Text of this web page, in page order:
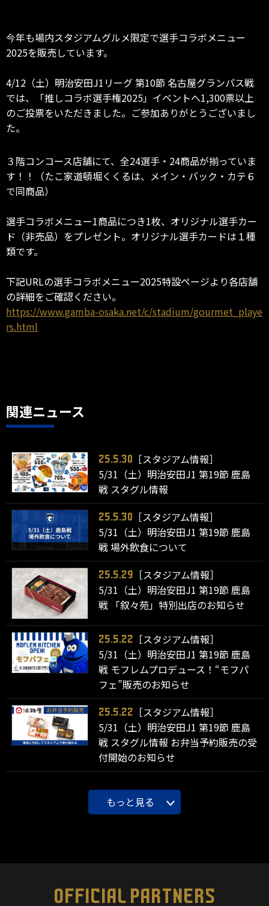
今年も場内スタジアムグルメ限定で選手コラボメニュー
2025を販売しています。
4/12（土）明治安田J1リーグ 第10節 名古屋グランパス戦
では、「推しコラボ選手権2025」イベントへ1,300票以上
のご投票をいただきました。ご参加ありがとうございまし
た。
３階コンコース店舗にて、全24選手・24商品が揃っていま
す！！（たこ家道頓堀くくるは、メイン・バック・カテ６
で同商品）
選手コラボメニュー1商品につき1枚、オリジナル選手カー
ド（非売品）をプレゼント。オリジナル選手カードは１種
類です。
下記URLの選手コラボメニュー2025特設ページより各店舗
の詳細をご確認ください。
https://www.gamba-osaka.net/c/stadium/gourmet_playe
rs.html
関連ニュース
25.5.30
［スタジアム情報］
5/31（土）明治安田J1 第19節 鹿島
戦 スタグル情報
25.5.30
［スタジアム情報］
5/31（土）明治安田J1 第19節 鹿島
戦 場外飲食について
25.5.29
［スタジアム情報］
5/31（土）明治安田J1 第19節 鹿島
戦 「叙々苑」特別出店のお知らせ
25.5.22
［スタジアム情報］
5/31（土）明治安田J1 第19節 鹿島
戦 モフレムプロデュース！“モフパ
フェ”販売のお知らせ
25.5.22
［スタジアム情報］
5/31（土）明治安田J1 第19節 鹿島
戦 スタグル情報 お弁当予約販売の受
付開始のお知らせ
もっと見る
OFFICIAL PARTNERS